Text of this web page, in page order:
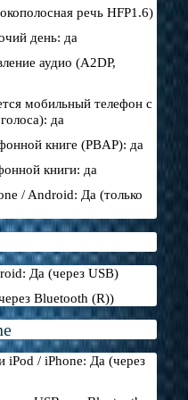
речь HFP1.6)
день: да
аудио (A2DP,
мобильный телефон с
да
книге (PBAP): да
книги: да
/ Android: Да (только
Да (через USB)
Bluetooth (R))
iPod / iPhone: Да (через